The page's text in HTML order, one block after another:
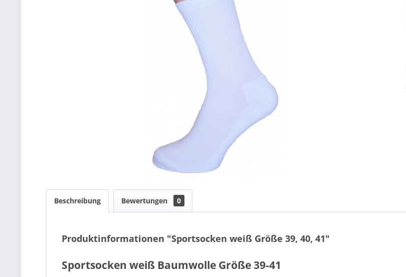
Beschreibung Bewertungen 0
Produktinformationen "Sportsocken weiß Größe 39, 40, 41"
Sportsocken weiß Baumwolle Größe 39-41